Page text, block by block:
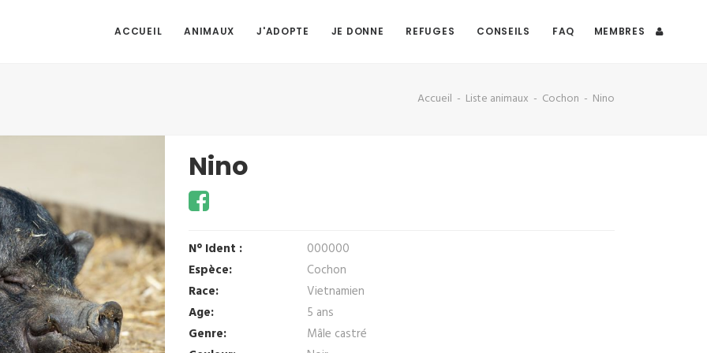
ACCUEIL ANIMAUX J'ADOPTE JE DONNE REFUGES CONSEILS FAQ MEMBRES
Accueil Liste animaux Cochon Nino
Nino
N° Ident :
000000
Espèce:
Cochon
Race:
Vietnamien
Age:
5 ans
Genre:
Mâle castré